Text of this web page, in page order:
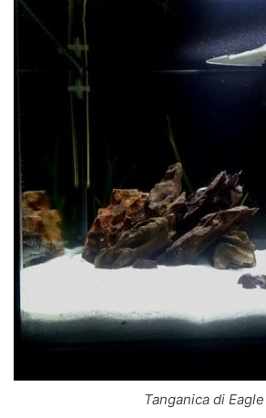
Tanganica di Eagle